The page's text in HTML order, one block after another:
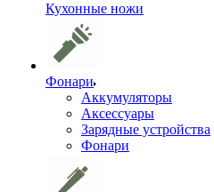
Кухонные ножи
Фонари
Аккумуляторы
Аксессуары
Зарядные устройства
Фонари